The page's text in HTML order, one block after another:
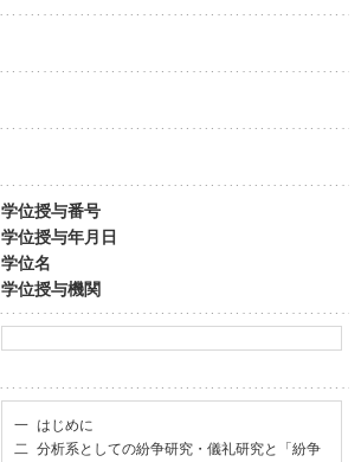
学位授与番号
学位授与年月日
学位名
学位授与機関
一 はじめに
二 分析系としての紛争研究・儀礼研究と「紛争